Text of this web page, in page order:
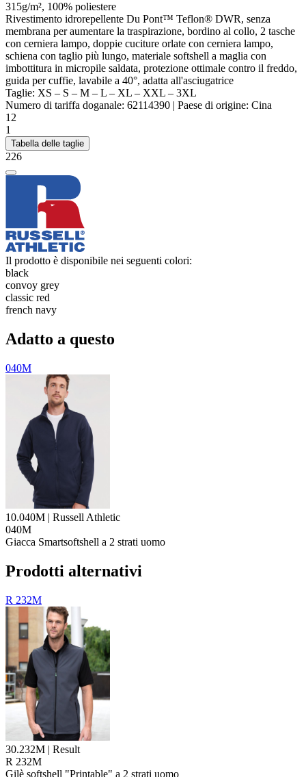
315g/m², 100% poliestere
Rivestimento idrorepellente Du Pont™ Teflon® DWR, senza
membrana per aumentare la traspirazione, bordino al collo, 2 tasche
con cerniera lampo, doppie cuciture orlate con cerniera lampo,
schiena con taglio più lungo, materiale softshell a maglia con
imbottitura in micropile saldata, protezione ottimale contro il freddo,
guida per cuffie, lavabile a 40°, adatta all'asciugatrice
Taglie: XS – S – M – L – XL – XXL – 3XL
Numero di tariffa doganale: 62114390 | Paese di origine: Cina
12
1
Tabella delle taglie
226
Il prodotto è disponibile nei seguenti colori:
black
convoy grey
classic red
french navy
Adatto a questo
040M
10.040M | Russell Athletic
040M
Giacca Smartsoftshell a 2 strati uomo
Prodotti alternativi
R 232M
30.232M | Result
R 232M
Gilè softshell "Printable" a 2 strati uomo